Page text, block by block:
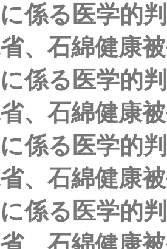
係る医学的
、石綿健康
係る医学的
、石綿健康
係る医学的
、石綿健康
係る医学的
、石綿健康